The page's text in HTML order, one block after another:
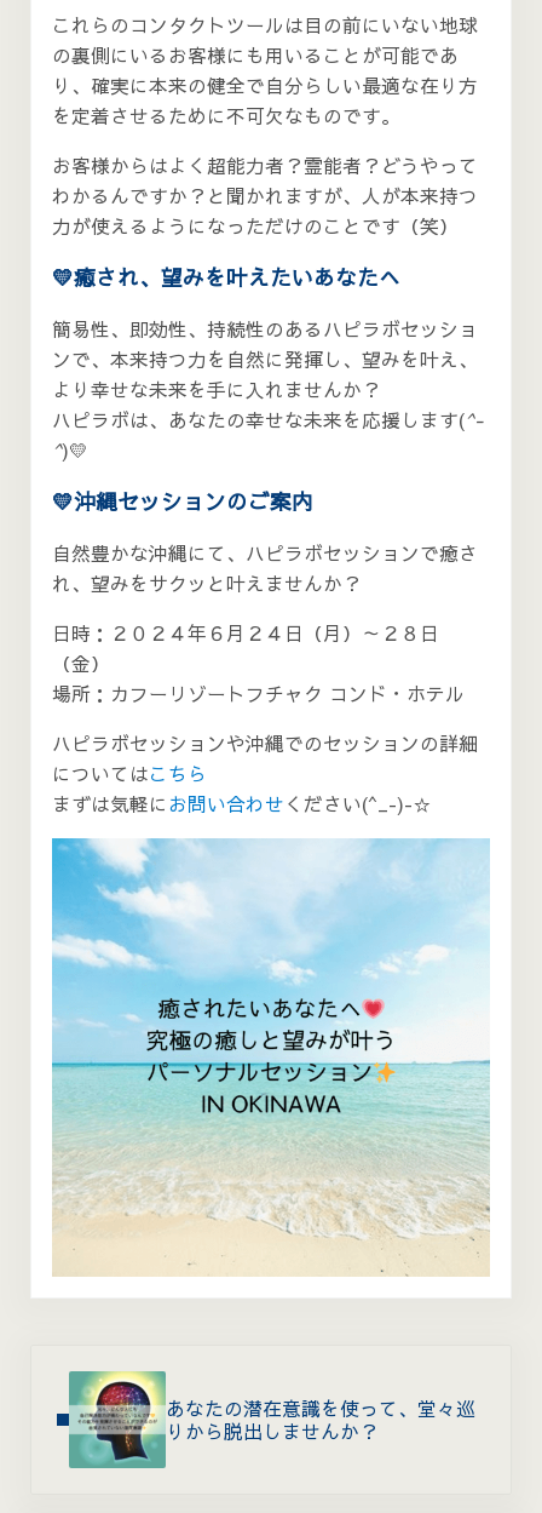
これらのコンタクトツールは目の前にいない地球
の裏側にいるお客様にも用いることが可能であ
り、確実に本来の健全で自分らしい最適な在り方
を定着させるために不可欠なものです。
お客様からはよく超能力者？霊能者？どうやって
わかるんですか？と聞かれますが、人が本来持つ
力が使えるようになっただけのことです（笑）
💛癒され、望みを叶えたいあなたへ
簡易性、即効性、持続性のあるハピラボセッショ
ンで、本来持つ力を自然に発揮し、望みを叶え、
より幸せな未来を手に入れませんか？
ハピラボは、あなたの幸せな未来を応援します(^-
^)💛
💛沖縄セッションのご案内
自然豊かな沖縄にて、ハピラボセッションで癒さ
れ、望みをサクッと叶えませんか？
日時：２０２４年６月２４日（月）～２８日
（金）
場所：カフーリゾートフチャク コンド・ホテル
ハピラボセッションや沖縄でのセッションの詳細
についてはこちら
まずは気軽にお問い合わせください(^_-)-☆
あなたの潜在意識を使って、堂々巡
りから脱出しませんか？